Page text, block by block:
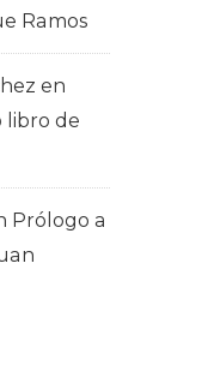
Ramos
en
libro de
Prólogo a